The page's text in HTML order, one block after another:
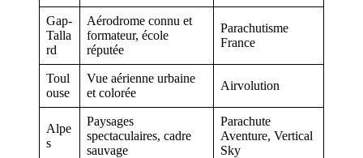
Gap-
Talla
rd
Aérodrome connu et
formateur, école
réputée
Parachutisme
France
Toul
ouse
Vue aérienne urbaine
et colorée
Airvolution
Alpe
s
Paysages
spectaculaires, cadre
sauvage
Parachute
Aventure, Vertical
Sky